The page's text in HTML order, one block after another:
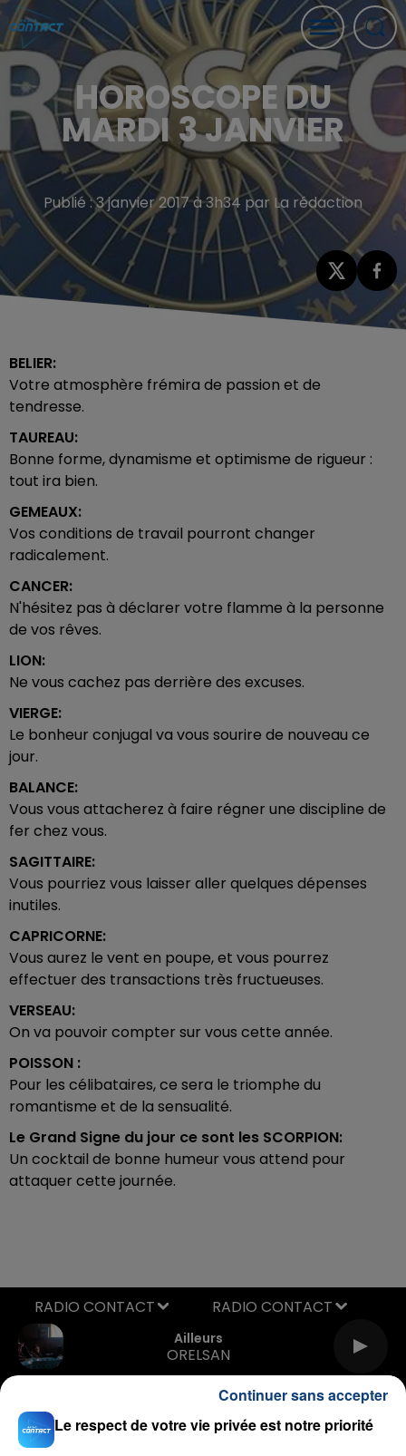
HOROSCOPE DU
MARDI 3 JANVIER
Publié : 3 janvier 2017 à 3h34 par La rédaction
BELIER:
Votre atmosphère frémira de passion et de
tendresse.
TAUREAU:
Bonne forme, dynamisme et optimisme de rigueur :
tout ira bien.
GEMEAUX:
Vos conditions de travail pourront changer
radicalement.
CANCER:
N'hésitez pas à déclarer votre flamme à la personne
de vos rêves.
LION:
Ne vous cachez pas derrière des excuses.
VIERGE:
Le bonheur conjugal va vous sourire de nouveau ce
jour.
BALANCE:
Vous vous attacherez à faire régner une discipline de
fer chez vous.
SAGITTAIRE:
Vous pourriez vous laisser aller quelques dépenses
inutiles.
CAPRICORNE:
Vous aurez le vent en poupe, et vous pourrez
effectuer des transactions très fructueuses.
VERSEAU:
On va pouvoir compter sur vous cette année.
POISSON :
Pour les célibataires, ce sera le triomphe du
romantisme et de la sensualité.
Le Grand Signe du jour ce sont les SCORPION:
Un cocktail de bonne humeur vous attend pour
attaquer cette journée.
Ailleurs
ORELSAN
RADIO CONTACT
Le respect de votre vie privée est notre priorité
Continuer sans accepter